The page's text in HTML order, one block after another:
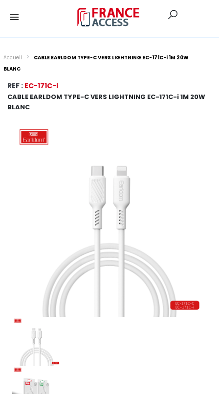
Accueil
CABLE EARLDOM TYPE-C VERS LIGHTNING EC-171C-i 1M 20W
BLANC
REF : EC-171C-i
CABLE EARLDOM TYPE-C VERS LIGHTNING EC-171C-i 1M 20W
BLANC